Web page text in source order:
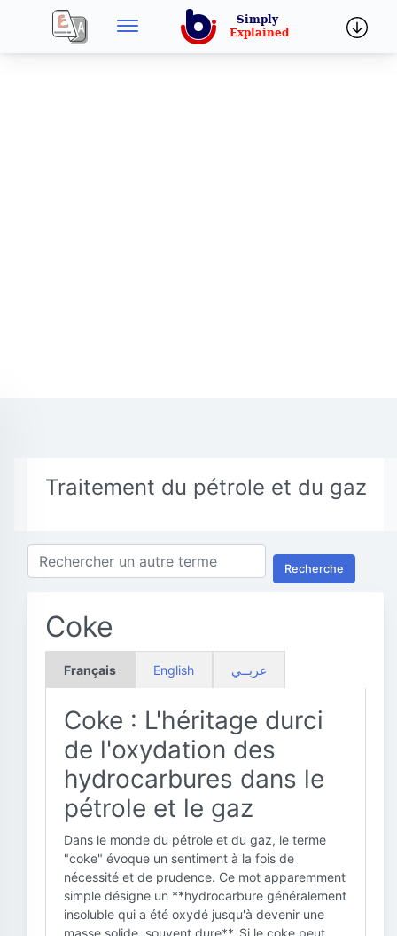
Traitement du pétrole et du gaz
Recherche
Coke
Français English عربــي
Coke : L'héritage durci
de l'oxydation des
hydrocarbures dans le
pétrole et le gaz
Dans le monde du pétrole et du gaz, le terme
"coke" évoque un sentiment à la fois de
nécessité et de prudence. Ce mot apparemment
simple désigne un **hydrocarbure généralement
insoluble qui a été oxydé jusqu'à devenir une
masse solide, souvent dure**. Si le coke peut